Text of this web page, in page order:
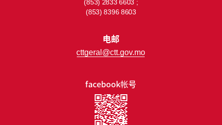
facebook帐号
(853) 2833 6603 ;
(853) 8396 8603
电邮
cttgeral@ctt.gov.mo